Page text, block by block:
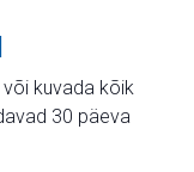
kuvada kõik
30 päeva